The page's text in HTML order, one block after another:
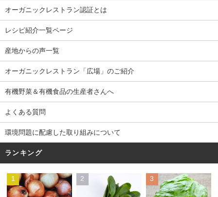
オーガニックレストラン認証とは
レシピ紹介一覧ページ
産地からの声一覧
オーガニックレストラン「広場」のご紹介
有機野菜＆有機食品の生産者さんへ
よくある質問
環境問題に配慮した取り組みについて
ランキング
1 2 3